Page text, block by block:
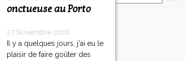
onctueuse au Porto
27 Novembre 2016
Il y a quelques jours, j'ai eu le
plaisir de faire goûter des